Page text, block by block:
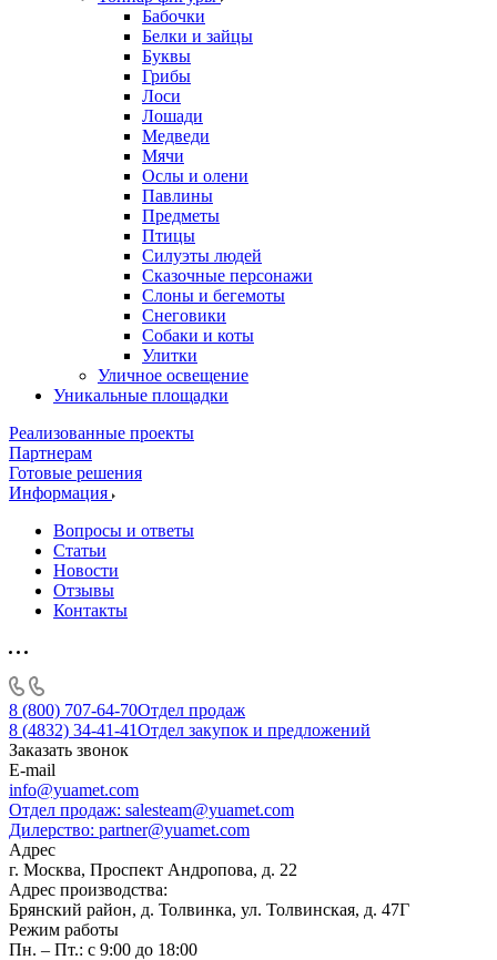
Бабочки
Белки и зайцы
Буквы
Грибы
Лоси
Лошади
Медведи
Мячи
Ослы и олени
Павлины
Предметы
Птицы
Силуэты людей
Сказочные персонажи
Слоны и бегемоты
Снеговики
Собаки и коты
Улитки
Уличное освещение
Уникальные площадки
Реализованные проекты
Партнерам
Готовые решения
Информация
Вопросы и ответы
Статьи
Новости
Отзывы
Контакты
8 (800) 707-64-70Отдел продаж
8 (4832) 34-41-41Отдел закупок и предложений
Заказать звонок
E-mail
info@yuamet.com
Отдел продаж: salesteam@yuamet.com
Дилерство: partner@yuamet.com
Адрес
г. Москва, Проспект Андропова, д. 22
Адрес производства:
Брянский район, д. Толвинка, ул. Толвинская, д. 47Г
Режим работы
Пн. – Пт.: с 9:00 до 18:00